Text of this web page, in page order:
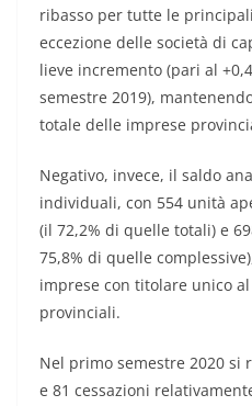
ribasso per tutte le
eccezione delle società di
lieve incremento (pari al
semestre 2019),
totale delle imprese
Negativo, invece, il saldo
individuali, con 554 unità
(il 72,2% di quelle totali) e
75,8% di quelle
imprese con titolare unico
provinciali.
Nel primo semestre 2020 si
e 81 cessazioni